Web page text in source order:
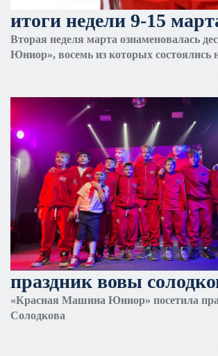
итоги недели 9-15
Вторая неделя марта ознаменовалась
Юниор», восемь из которых состоялись
праздник вовы
«Красная Машина Юниор» посетила
Солодкова